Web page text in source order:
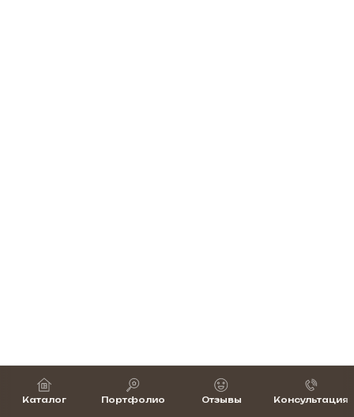
Каталог Портфолио Отзывы Консультация